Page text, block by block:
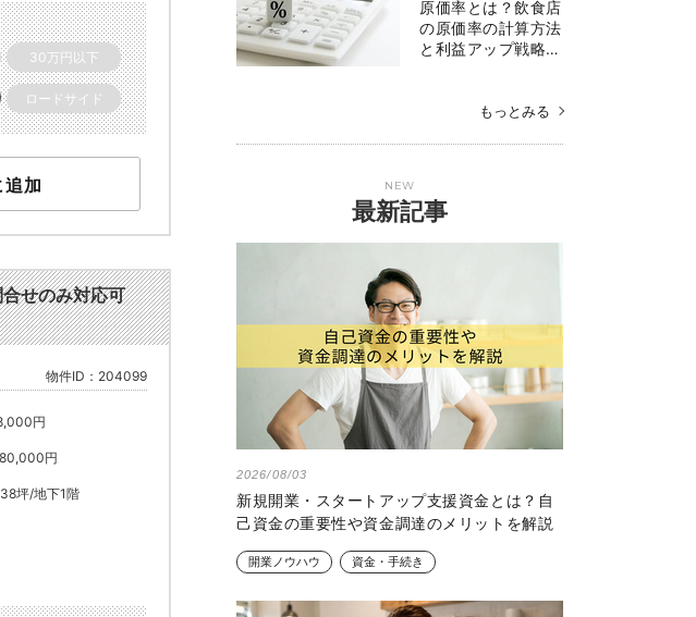
30万円以下
ロードサイド
加
せのみ対応可
物件ID：204099
円
円
坪/地下1階
原価率とは？飲食店
の原価率の計算方法
と利益アップ戦略…
もっとみる
NEW
最新記事
2026/08/03
新規開業・スタートアップ支援資金とは？自
己資金の重要性や資金調達のメリットを解説
開業ノウハウ 資金・手続き